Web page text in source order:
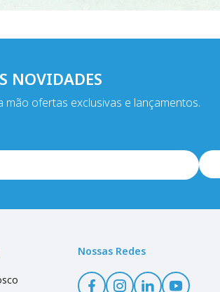
NOVIDADES
ofertas exclusivas e lançamentos.
Nossas Redes